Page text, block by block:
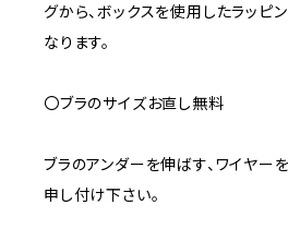
グから、ボックスを使用したラッピ
なります。
〇ブラのサイズお直し無料
ブラのアンダーを伸ばす、ワイヤー
申し付け下さい。